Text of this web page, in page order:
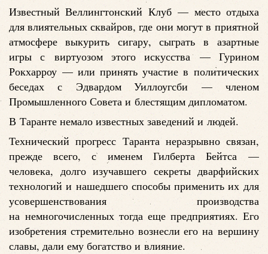
Известный Веллингтонский Клуб — место отдыха
для влиятельных сквайров, где они могут в приятной
атмосфере выкурить сигару, сыграть в азартные
игры с виртуозом этого искусства — Гурином
Рокхарроу — или принять участие в политических
беседах с Эдвардом Уиллоугсби — членом
Промышленного Совета и блестящим дипломатом.
В Таранте немало известных заведений и людей.
Технический прогресс Таранта неразрывно связан,
прежде всего, с именем Гилберта Бейтса —
человека, долго изучавшего секреты дварфийских
технологий и нашедшего способы применить их для
усовершенствования производства
на немногочисленных тогда еще предприятиях. Его
изобретения стремительно вознесли его на вершину
славы, дали ему богатство и влияние.